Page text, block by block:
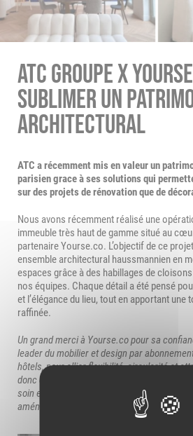
ATC GROUPE X
SUBLIMER UN
ARCHITECTURAL
ATC a récemment mis en valeur un
parisien grace à ses solutions qui
sur des projets de rénovation que de
Nous avons récemment réalisé une
immeuble très haut de gamme situé au
partenaire Yourse.co. L’objectif de ce
ensemble architectural haussmannien en
espaces grâce à des habillages de
nos équipes. Chaque détail a été pensé
et l’élégance du lieu, tout en apportant une
raffinée.
Un grand merci à Yourse.co pour sa
leader du mobilier et design par
hôtels, pour allier flexibilité, circularité et
donc complété cette transformation en
soin et goût, offrant ainsi une harmonie
aménagement.